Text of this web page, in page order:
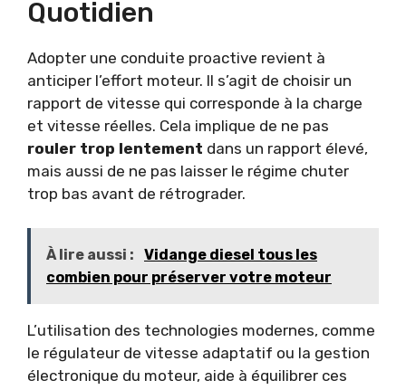
Quotidien
Adopter une conduite proactive revient à
anticiper l’effort moteur. Il s’agit de choisir un
rapport de vitesse qui corresponde à la charge
et vitesse réelles. Cela implique de ne pas
rouler trop lentement dans un rapport élevé,
mais aussi de ne pas laisser le régime chuter
trop bas avant de rétrograder.
À lire aussi :
Vidange diesel tous les
combien pour préserver votre moteur
L’utilisation des technologies modernes, comme
le régulateur de vitesse adaptatif ou la gestion
électronique du moteur, aide à équilibrer ces